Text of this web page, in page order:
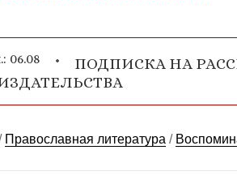
06.08 ПОДПИСКА НА
Православная литература /